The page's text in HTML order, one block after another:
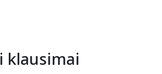
klausimai